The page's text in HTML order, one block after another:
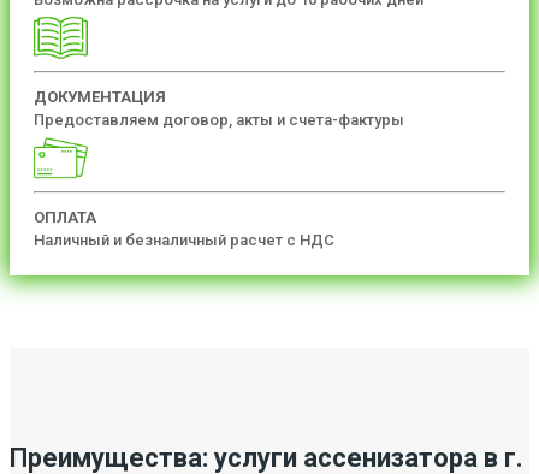
ДОКУМЕНТАЦИЯ
Предоставляем договор, акты и счета-фактуры
ОПЛАТА
Наличный и безналичный расчет с НДС
Преимущества: услуги ассенизатора в г.